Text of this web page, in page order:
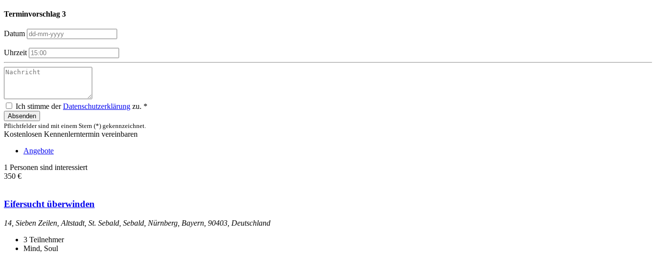
Terminvorschlag 3
Datum
Uhrzeit
Ich stimme derDatenschutzerklärung zu. *
Absenden
Pflichtfelder sind mit einem Stern (*) gekennzeichnet.
Kostenlosen Kennenlerntermin vereinbaren
Angebote
1 Personen sind interessiert
350 €
Eifersucht überwinden
14, Sieben Zeilen, Altstadt, St. Sebald, Sebald, Nürnberg, Bayern, 90403, Deutschland
3 Teilnehmer
Mind, Soul